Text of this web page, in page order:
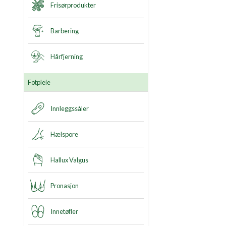
Frisørprodukter
Barbering
Hårfjerning
Fotpleie
Innleggssåler
Hælspore
Hallux Valgus
Pronasjon
Innetøfler